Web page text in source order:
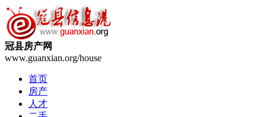
冠县房产网
www.guanxian.org/house
首页
房产
人才